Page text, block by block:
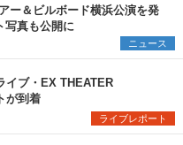
ー＆ビルボード横浜公演を発
真も公開に
ニュース
ブ・EX THEATER
が到着
ライブレポート